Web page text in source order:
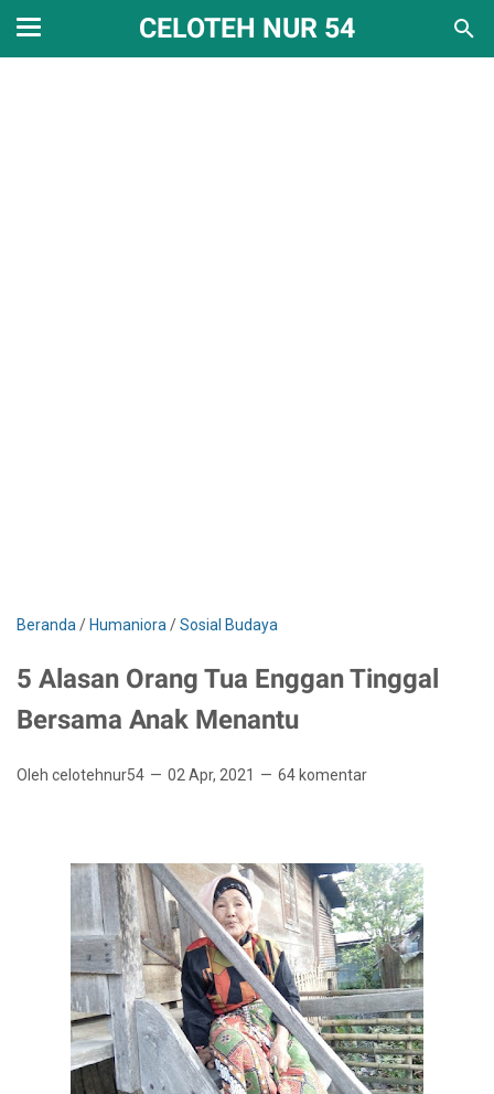
CELOTEH NUR 54
Beranda / Humaniora /Sosial Budaya
5 Alasan Orang Tua Enggan Tinggal
Bersama Anak Menantu
Oleh celotehnur54 02 Apr, 2021 64 komentar